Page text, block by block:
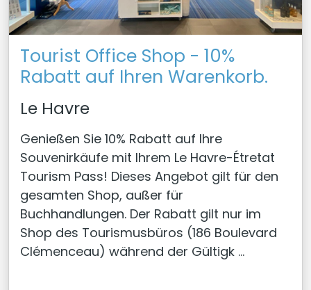
Tourist Office Shop - 10%
Rabatt auf Ihren Warenkorb.
Le Havre
Genießen Sie 10% Rabatt auf Ihre
Souvenirkäufe mit Ihrem Le Havre-Étretat
Tourism Pass! Dieses Angebot gilt für den
gesamten Shop, außer für
Buchhandlungen. Der Rabatt gilt nur im
Shop des Tourismusbüros (186 Boulevard
Clémenceau) während der Gültigk ...